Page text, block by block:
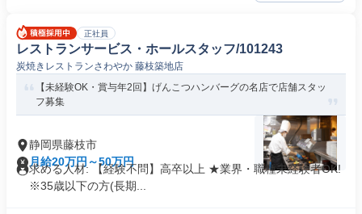
正社員
レストランサービス・ホールスタッフ/101243
炭焼きレストランさわやか 藤枝築地店
【未経験OK・賞与年2回】げんこつハンバーグの名店で店舗スタッ
フ募集
静岡県藤枝市
月給20万円～50万円
求める人材: 【経験不問】高卒以上 ★業界・職種未経験者OK!
※35歳以下の方(長期...